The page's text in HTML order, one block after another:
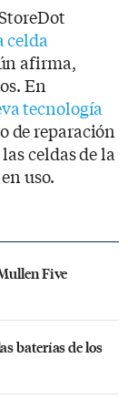
celda
afirma,
En
tecnología
de reparación
celdas de la
uso.
Five
baterías de los